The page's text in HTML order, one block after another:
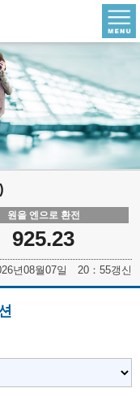
원을 엔으로 환전
925.23
년08월07일 20：55갱신